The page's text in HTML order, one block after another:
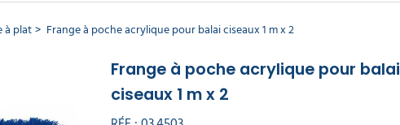
à plat Frange à poche acrylique pour balai ciseaux 1 m x 2
Frange à poche acrylique pour balai
ciseaux 1 m x 2